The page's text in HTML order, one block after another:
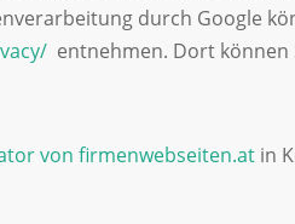
durch Google
entnehmen. Dort können
von firmenwebseiten.at in